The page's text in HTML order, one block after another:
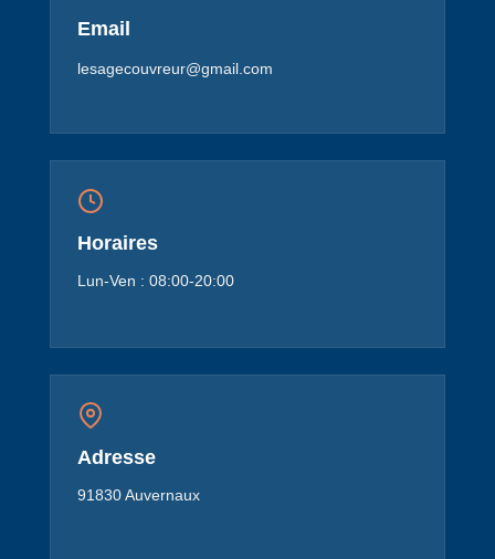
Email
lesagecouvreur@gmail.com
Horaires
Lun-Ven : 08:00-20:00
Adresse
91830 Auvernaux